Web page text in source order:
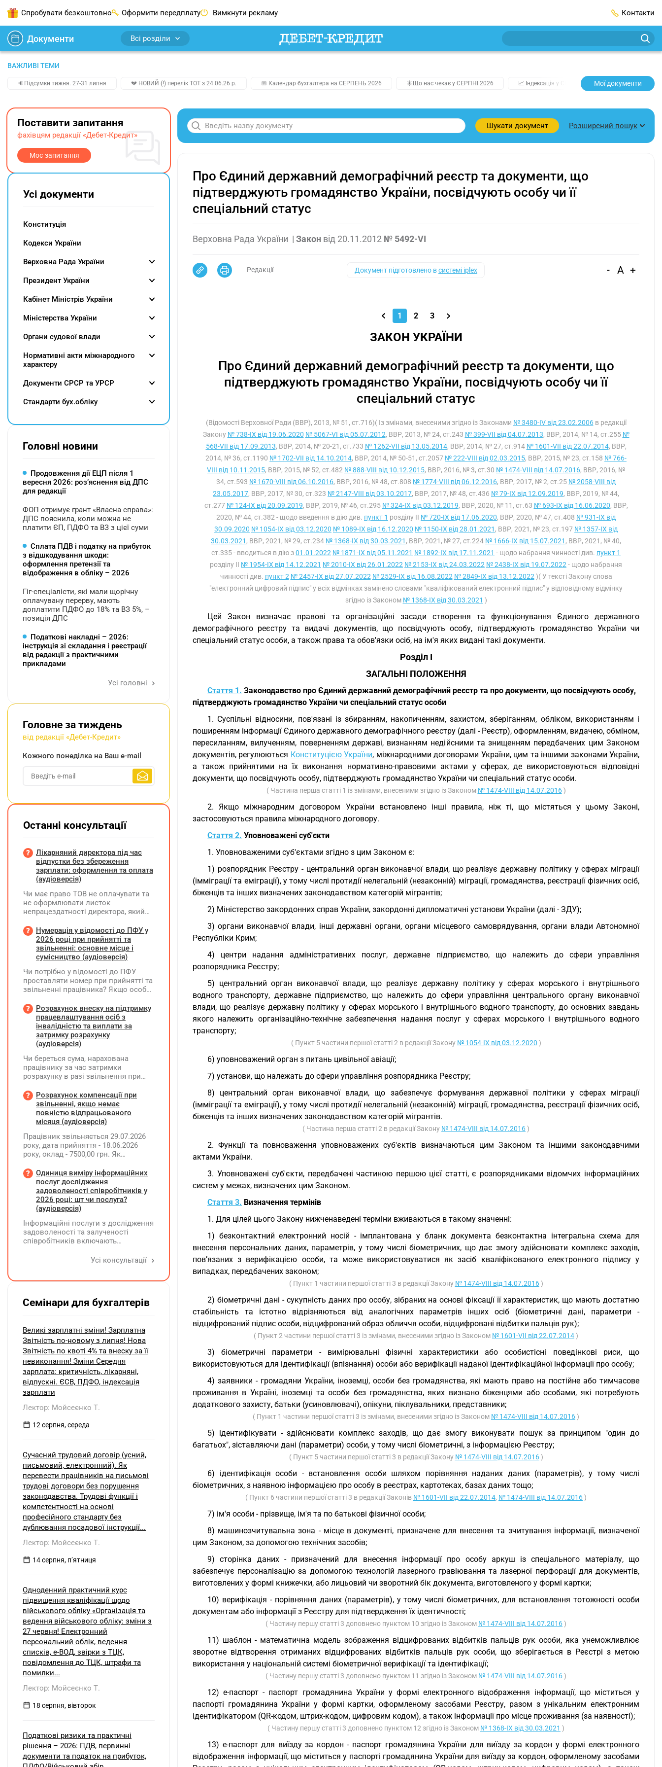
Спробувати безкоштовно Оформити передплату Вимкнути рекламу Контакти
Документи Всі розділи
ВАЖЛИВІ ТЕМИ
🔉Підсумки тижня. 27-31 липня 💔 НОВИЙ (!) перелік ТОТ з 24.06.26 р. 📅 Календар бухгалтера на СЕРПЕНЬ 2026 ☀️Що нас чекає у СЕРПНІ 2026 📈 Індексація у СЕРПНІ 2️⃣0️⃣2️⃣7️⃣ Усі
Мої документи
Шукати документ Розширений пошук
Про Єдиний державний демографічний реєстр та документи, що
підтверджують громадянство України, посвідчують особу чи її
спеціальний статус
Верховна Рада України | Закон від 20.11.2012 № 5492-VI
Редакції Документ підготовлено всистемі iplex - A +
1 2 3
ЗАКОН УКРАЇНИ
Про Єдиний державний демографічний реєстр та документи, що
підтверджують громадянство України, посвідчують особу чи її
спеціальний статус
(Відомості Верховної Ради (ВВР), 2013, № 51, ст.716)( Із змінами, внесеними згідно із Законами № 3480-IV від 23.02.2006в редакції
Закону № 738-IX від 19.06.2020 № 5067-VI від 05.07.2012, ВВР, 2013, № 24, ст.243 № 399-VII від 04.07.2013, ВВР, 2014, № 14, ст.255 №
568-VII від 17.09.2013, ВВР, 2014, № 20-21, ст.733 № 1262-VII від 13.05.2014, ВВР, 2014, № 27, ст.914 № 1601-VII від 22.07.2014, ВВР,
2014, № 36, ст.1190 № 1702-VII від 14.10.2014, ВВР, 2014, № 50-51, ст.2057 № 222-VIII від 02.03.2015, ВВР, 2015, № 23, ст.158 № 766-
VIII від 10.11.2015, ВВР, 2015, № 52, ст.482 № 888-VIII від 10.12.2015, ВВР, 2016, № 3, ст.30 № 1474-VIII від 14.07.2016, ВВР, 2016, №
34, ст.593 № 1670-VIII від 06.10.2016, ВВР, 2016, № 48, ст.808 № 1774-VIII від 06.12.2016, ВВР, 2017, № 2, ст.25 № 2058-VIII від
23.05.2017, ВВР, 2017, № 30, ст.323 № 2147-VIII від 03.10.2017, ВВР, 2017, № 48, ст.436 № 79-IX від 12.09.2019, ВВР, 2019, № 44,
ст.277 № 124-IX від 20.09.2019, ВВР, 2019, № 46, ст.295 № 324-IX від 03.12.2019, ВВР, 2020, № 11, ст.63 № 693-IX від 16.06.2020, ВВР,
2020, № 44, ст.382 - щодо введення в дію див. пункт 1 розділу II № 720-IX від 17.06.2020, ВВР, 2020, № 47, ст.408 № 931-IX від
30.09.2020 № 1054-IX від 03.12.2020 № 1089-IX від 16.12.2020 № 1150-IX від 28.01.2021 , ВВР, 2021, № 23, ст.197 № 1357-IX від
30.03.2021 , ВВР, 2021, № 29, ст.234 № 1368-IX від 30.03.2021 , ВВР, 2021, № 27, ст.224 № 1666-IX від 15.07.2021 , ВВР, 2021, № 40,
ст.335 - вводиться в дію з01.01.2022 № 1871-IX від 05.11.2021 № 1892-IX від 17.11.2021 - щодо набрання чинності див. пункт 1
розділу II № 1954-IX від 14.12.2021 № 2010-IX від 26.01.2022 № 2153-IX від 24.03.2022 № 2438-IX від 19.07.2022 - щодо набрання
чинності див. пункт 2 № 2457-IX від 27.07.2022 № 2529-IX від 16.08.2022 № 2849-IX від 13.12.2022 )( У тексті Закону слова
"електронний цифровий підпис" у всіх відмінках замінено словами "кваліфікований електронний підпис" у відповідному відмінку
згідно із Законом № 1368-IX від 30.03.2021 )
Цей Закон визначає правові та організаційні засади створення та функціонування Єдиного державного
демографічного реєстру та видачі документів, що посвідчують особу, підтверджують громадянство України чи
спеціальний статус особи, а також права та обов'язки осіб, на ім'я яких видані такі документи.
Розділ I
ЗАГАЛЬНІ ПОЛОЖЕННЯ
Стаття 1. Законодавство про Єдиний державний демографічний реєстр та про документи, що посвідчують особу,
підтверджують громадянство України чи спеціальний статус особи
1. Суспільні відносини, пов'язані із збиранням, накопиченням, захистом, зберіганням, обліком, використанням і
поширенням інформації Єдиного державного демографічного реєстру (далі - Реєстр), оформленням, видачею, обміном,
пересиланням, вилученням, поверненням державі, визнанням недійсними та знищенням передбачених цим Законом
документів, регулюються Конституцією України, міжнародними договорами України, цим та іншими законами України,
а також прийнятими на їх виконання нормативно-правовими актами у сферах, де використовуються відповідні
документи, що посвідчують особу, підтверджують громадянство України чи спеціальний статус особи.
( Частина перша статті 1 із змінами, внесеними згідно із Законом № 1474-VIII від 14.07.2016)
2. Якщо міжнародним договором України встановлено інші правила, ніж ті, що містяться у цьому Законі,
застосовуються правила міжнародного договору.
Стаття 2. Уповноважені суб'єкти
1. Уповноваженими суб'єктами згідно з цим Законом є:
1) розпорядник Реєстру - центральний орган виконавчої влади, що реалізує державну політику у сферах міграції
(імміграції та еміграції), у тому числі протидії нелегальній (незаконній) міграції, громадянства, реєстрації фізичних осіб,
біженців та інших визначених законодавством категорій мігрантів;
2) Міністерство закордонних справ України, закордонні дипломатичні установи України (далі - ЗДУ);
3) органи виконавчої влади, інші державні органи, органи місцевого самоврядування, органи влади Автономної
Республіки Крим;
4) центри надання адміністративних послуг, державне підприємство, що належить до сфери управління
розпорядника Реєстру;
5) центральний орган виконавчої влади, що реалізує державну політику у сферах морського і внутрішнього
водного транспорту, державне підприємство, що належить до сфери управління центрального органу виконавчої
влади, що реалізує державну політику у сферах морського і внутрішнього водного транспорту, до основних завдань
якого належить організаційно-технічне забезпечення надання послуг у сферах морського і внутрішнього водного
транспорту;
( Пункт 5 частини першої статті 2 в редакції Закону № 1054-IX від 03.12.2020 )
6) уповноважений орган з питань цивільної авіації;
7) установи, що належать до сфери управління розпорядника Реєстру;
8) центральний орган виконавчої влади, що забезпечує формування державної політики у сферах міграції
(імміграції та еміграції), у тому числі протидії нелегальній (незаконній) міграції, громадянства, реєстрації фізичних осіб,
біженців та інших визначених законодавством категорій мігрантів.
( Частина перша статті 2 в редакції Закону № 1474-VIII від 14.07.2016)
2. Функції та повноваження уповноважених суб'єктів визначаються цим Законом та іншими законодавчими
актами України.
3. Уповноважені суб'єкти, передбачені частиною першою цієї статті, є розпорядниками відомчих інформаційних
систем у межах, визначених цим Законом.
Стаття 3. Визначення термінів
1. Для цілей цього Закону нижченаведені терміни вживаються в такому значенні:
1) безконтактний електронний носій - імплантована у бланк документа безконтактна інтегральна схема для
внесення персональних даних, параметрів, у тому числі біометричних, що дає змогу здійснювати комплекс заходів,
пов’язаних з верифікацією особи, та може використовуватися як засіб кваліфікованого електронного підпису у
випадках, передбачених законом;
( Пункт 1 частини першої статті 3 в редакції Закону № 1474-VIII від 14.07.2016)
2) біометричні дані - сукупність даних про особу, зібраних на основі фіксації її характеристик, що мають достатню
стабільність та істотно відрізняються від аналогічних параметрів інших осіб (біометричні дані, параметри -
відцифрований підпис особи, відцифрований образ обличчя особи, відцифровані відбитки пальців рук);
( Пункт 2 частини першої статті 3 із змінами, внесеними згідно із Законом № 1601-VII від 22.07.2014)
3) біометричні параметри - вимірювальні фізичні характеристики або особистісні поведінкові риси, що
використовуються для ідентифікації (впізнання) особи або верифікації наданої ідентифікаційної інформації про особу;
4) заявники - громадяни України, іноземці, особи без громадянства, які мають право на постійне або тимчасове
проживання в Україні, іноземці та особи без громадянства, яких визнано біженцями або особами, які потребують
додаткового захисту, батьки (усиновлювачі), опікуни, піклувальники, представники;
( Пункт 1 частини першої статті 3 із змінами, внесеними згідно із Законом № 1474-VIII від 14.07.2016)
5) ідентифікувати - здійснювати комплекс заходів, що дає змогу виконувати пошук за принципом "один до
багатьох", зіставляючи дані (параметри) особи, у тому числі біометричні, з інформацією Реєстру;
( Пункт 5 частини першої статті 3 в редакції Закону № 1474-VIII від 14.07.2016)
6) ідентифікація особи - встановлення особи шляхом порівняння наданих даних (параметрів), у тому числі
біометричних, з наявною інформацією про особу в реєстрах, картотеках, базах даних тощо;
( Пункт 6 частини першої статті 3 в редакції Законів № 1601-VII від 22.07.2014, № 1474-VIII від 14.07.2016)
7) ім'я особи - прізвище, ім'я та по батькові фізичної особи;
8) машинозчитувальна зона - місце в документі, призначене для внесення та зчитування інформації, визначеної
цим Законом, за допомогою технічних засобів;
9) сторінка даних - призначений для внесення інформації про особу аркуш із спеціального матеріалу, що
забезпечує персоналізацію за допомогою технологій лазерного гравіювання та лазерної перфорації для документів,
виготовлених у формі книжечки, або лицьовий чи зворотний бік документа, виготовленого у формі картки;
10) верифікація - порівняння даних (параметрів), у тому числі біометричних, для встановлення тотожності особи
документам або інформації з Реєстру для підтвердження їх ідентичності;
( Частину першу статті 3 доповнено пунктом 10 згідно із Законом № 1474-VIII від 14.07.2016)
11) шаблон - математична модель зображення відцифрованих відбитків пальців рук особи, яка унеможливлює
зворотне відтворення отриманих відцифрованих відбитків пальців рук особи, що зберігається в Реєстрі з метою
використання у національній системі біометричної верифікації та ідентифікації;
( Частину першу статті 3 доповнено пунктом 11 згідно із Законом № 1474-VIII від 14.07.2016)
12) е-паспорт - паспорт громадянина України у формі електронного відображення інформації, що міститься у
паспорті громадянина України у формі картки, оформленому засобами Реєстру, разом з унікальним електронним
ідентифікатором (QR-кодом, штрих-кодом, цифровим кодом), а також інформації про місце проживання (за наявності);
( Частину першу статті 3 доповнено пунктом 12 згідно із Законом № 1368-IX від 30.03.2021 )
13) е-паспорт для виїзду за кордон - паспорт громадянина України для виїзду за кордон у формі електронного
відображення інформації, що міститься у паспорті громадянина України для виїзду за кордон, оформленому засобами
Поставити запитання
фахівцям редакції «Дебет-Кредит»
Моє запитання
Усі документи
Конституція
Кодекси України
Верховна Рада України
Президент України
Кабінет Міністрів України
Міністерства України
Органи судової влади
Нормативні акти міжнародного
характеру
Документи СРСР та УРСР
Cтандарти бух.обліку
Головні новини
Продовження дії ЕЦП після 1
вересня 2026: розʼяснення від ДПС
для редакції
ФОП отримує грант «Власна справа»:
ДПС пояснила, коли можна не
платити ЄП, ПДФО та ВЗ з цієї суми
Сплата ПДВ і податку на прибуток
з відшкодування шкоди:
оформлення претензії та
відображення в обліку – 2026
Гіг-спеціалісти, які мали щорічну
оплачувану перерву, мають
доплатити ПДФО до 18% та ВЗ 5%, –
позиція ДПС
Податкові накладні – 2026:
інструкція зі складання і реєстрації
від редакції з практичними
прикладами
Усі головні
Головне за тиждень
від редакції «Дебет-Кредит»
Кожного понеділка на Ваш e-mail
Останні консультації
Лікарняний директора під час
відпустки без збереження
зарплати: оформлення та оплата
(аудіоверсія)
Чи має право ТОВ не оплачувати та
не оформлювати листок
непрацездатності директора, який
збереження заробітної плати під час
призупинення діяльності
підприємства?
Нумерація у відомості до ПФУ у
2026 році при прийнятті та
звільненні: основне місце і
сумісництво (аудіоверсія)
Чи потрібно у відомості до ПФУ
проставляти номер при прийнятті та
звільненні працівника? Якщо особа
місцем роботи та за сумісництвом,
чи рахується це як два роботодавці?
Розрахунок внеску на підтримку
працевлаштування осіб з
інвалідністю та виплати за
затримку розрахунку
(аудіоверсія)
Чи береться сума, нарахована
працівнику за час затримки
розрахунку в разі звільнення при
заробітної плати (винагороди), для
розрахунку внеску на підтримку
працевлаштування осіб з
інвалідністю?
Розрахунок компенсації при
звільненні, якщо немає
повністю відпрацьованого
місяця (аудіоверсія)
Працівник звільняється 29.07.2026
року, дата прийняття - 18.06.2026
року, оклад - 7500,00 грн. Як
невикористаних днів відпустки при
звільненні?
Одиниця виміру інформаційних
послуг дослідження
задоволеності співробітників у
2026 році: шт чи послуга?
(аудіоверсія)
Інформаційні послуги з дослідження
задоволеності та залученості
співробітників включають
повідомлення, проведення
застосовувати — «шт» чи «послуга»?
Усі консультації
Семінари для бухгалтерів
Великі зарплатні зміни! Зарплатна
Звітність по-новому з липня! Нова
Звітність по квоті 4% та внеску за її
невиконання! Зміни Середня
зарплата: критичність, лікарняні,
відпускні. ЄСВ, ПДФО, індексація
зарплати
Лектор: Мойсеєнко Т.
12 серпня, середа
Сучасний трудовий договір (усний,
письмовий, електронний). Як
перевести працівників на письмові
трудові договори без порушення
законодавства. Трудові функції і
компетентності на основі
професійного стандарту без
дублювання посадової інструкції...
Лектор: Мойсеєнко Т.
14 серпня, пʼятниця
Одноденний практичний курс
підвищення кваліфікації щодо
військового обліку «Організація та
ведення військового обліку: зміни з
27 червня! Електронний
персональний облік, ведення
списків, е-ВОД, звірки з ТЦК,
повідомлення до ТЦК, штрафи та
помилки...
Лектор: Мойсеєнко Т.
18 серпня, вівторок
Податкові ризики та практичні
рішення – 2026: ПДВ, первинні
документи та податок на прибуток,